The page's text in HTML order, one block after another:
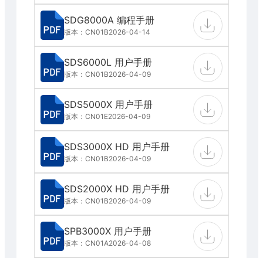
SDG8000A 编程手册
版本：CN01B2026-04-14
SDS6000L 用户手册
版本：CN01B2026-04-09
SDS5000X 用户手册
版本：CN01E2026-04-09
SDS3000X HD 用户手册
版本：CN01B2026-04-09
SDS2000X HD 用户手册
版本：CN01B2026-04-09
SPB3000X 用户手册
版本：CN01A2026-04-08